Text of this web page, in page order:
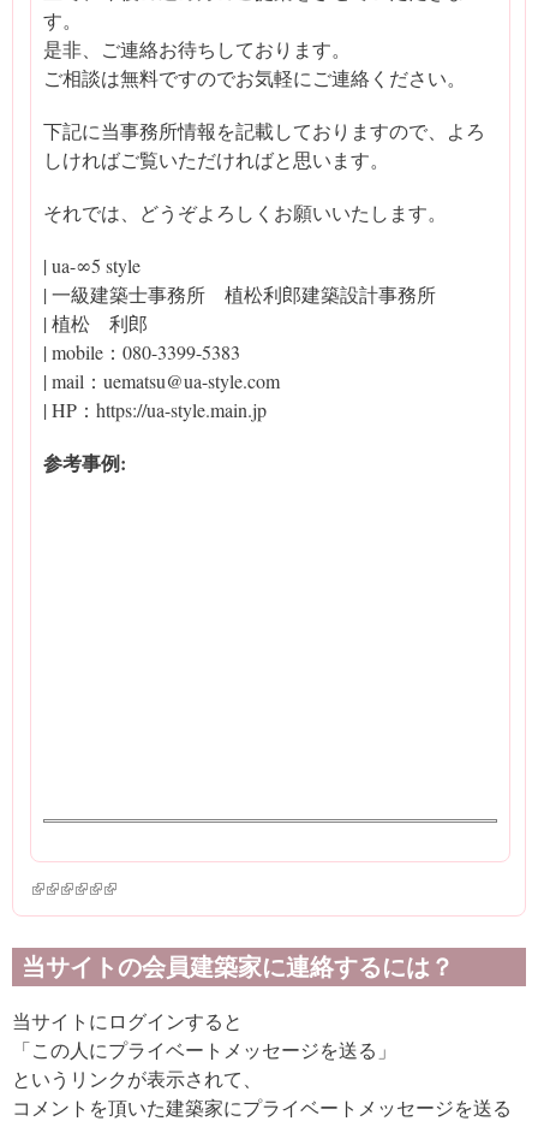
す。
是非、ご連絡お待ちしております。
ご相談は無料ですのでお気軽にご連絡ください。
下記に当事務所情報を記載しておりますので、よろ
しければご覧いただければと思います。
それでは、どうぞよろしくお願いいたします。
| ua-∞5 style
| 一級建築士事務所 植松利郎建築設計事務所
| 植松 利郎
| mobile：080-3399-5383
| mail：uematsu@ua-style.com
| HP：https://ua-style.main.jp
参考事例:
(link is external)
(link is external)
(link is external)
(link is external)
(link is external)
(link is external)
当サイトの会員建築家に連絡するには？
当サイトにログインすると
「この人にプライベートメッセージを送る」
というリンクが表示されて、
コメントを頂いた建築家にプライベートメッセージを送る